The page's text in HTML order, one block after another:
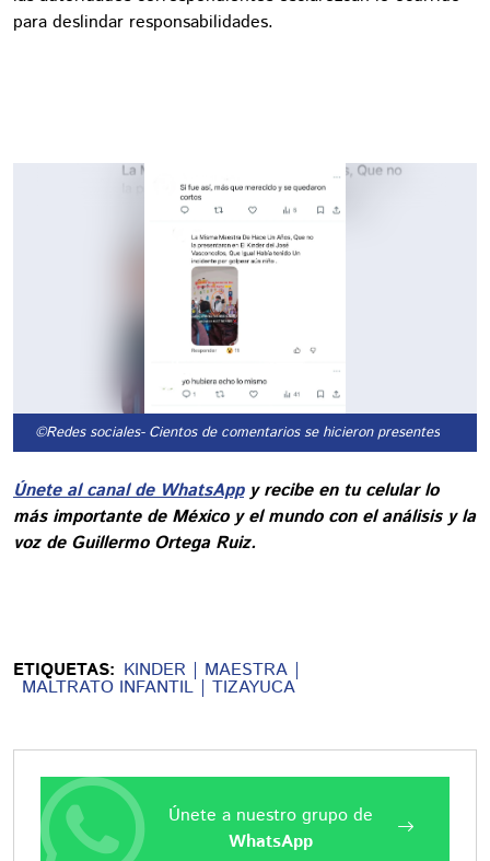
para deslindar responsabilidades.
©Redes sociales- Cientos de comentarios se hicieron presentes
Únete al canal de WhatsAppy recibe en tu celular lo
más importante de México y el mundo con el análisis y la
voz de Guillermo Ortega Ruiz.
ETIQUETAS: KINDER MAESTRA
MALTRATO INFANTIL TIZAYUCA
Únete a nuestro grupo de
WhatsApp